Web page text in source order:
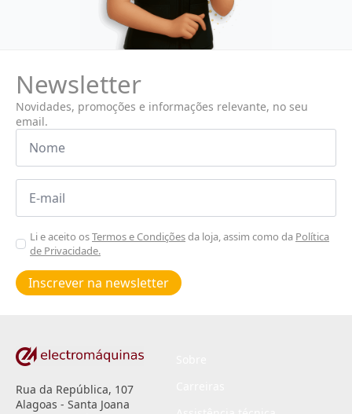
Newsletter
Novidades, promoções e informações relevante, no seu
email.
Nome
Email
Aceitar
Poiticas
de
privacidade
Li e aceito osTermos e Condiçõesda loja, assim como da Política
de Privacidade.
Inscrever na newsletter
Rua da República, 107
Alagoas - Santa Joana